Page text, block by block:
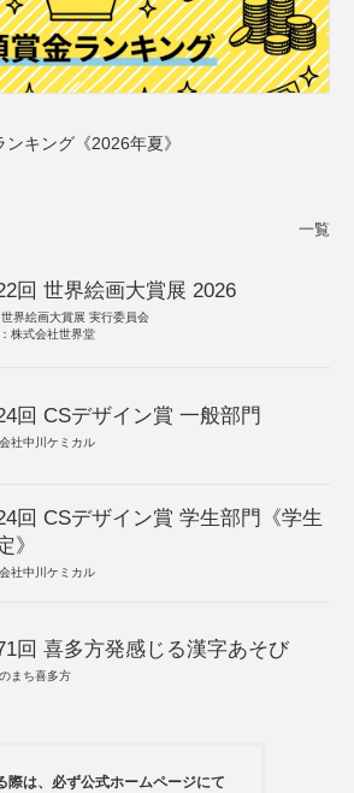
キング《2026年夏》
一覧
回 世界絵画大賞展 2026
世界絵画大賞展 実行委員会
株式会社世界堂
回 CSデザイン賞 一般部門
社中川ケミカル
回 CSデザイン賞 学生部門《学生
》
社中川ケミカル
回 喜多方発感じる漢字あそび
まち喜多方
際は、必ず公式ホームページにて